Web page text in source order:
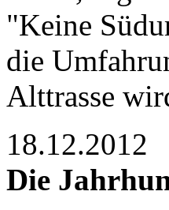
"Keine
die
Alttrasse
18.12.2012
Die